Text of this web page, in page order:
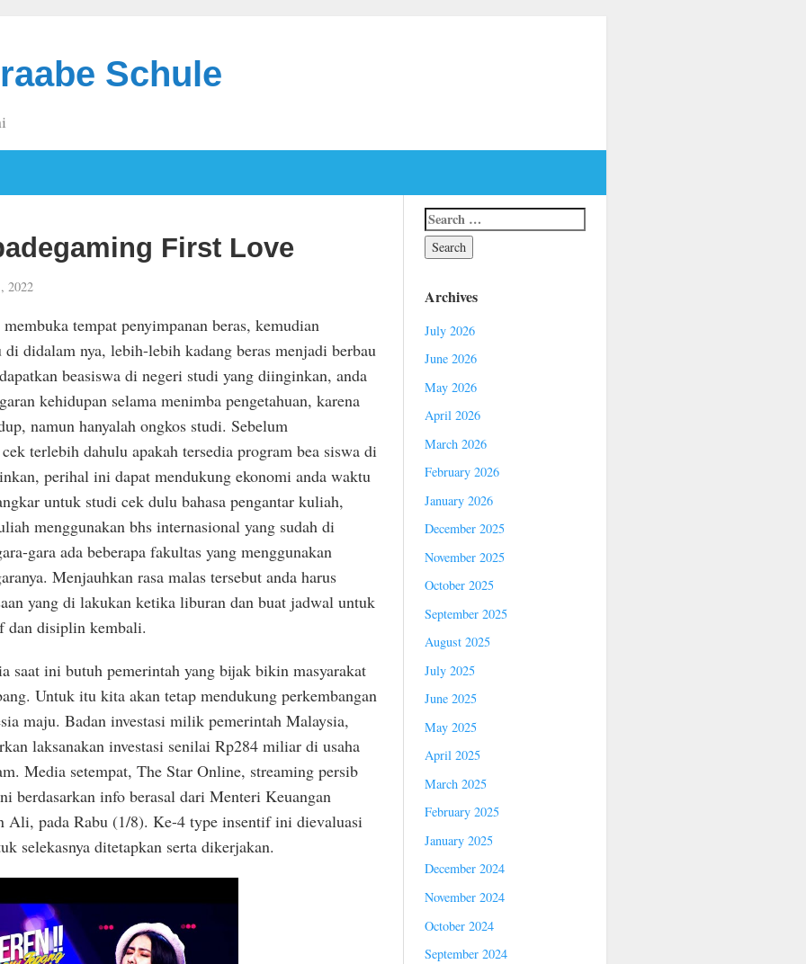
Schule
First Love
2022
tempat penyimpanan beras, kemudian
di didalam nya, lebih-lebih kadang beras menjadi berbau
beasiswa di negeri studi yang diinginkan, anda
kehidupan selama menimba pengetahuan, karena
namun hanyalah ongkos studi. Sebelum
terlebih dahulu apakah tersedia program bea siswa di
perihal ini dapat mendukung ekonomi anda waktu
untuk studi cek dulu bahasa pengantar kuliah,
menggunakan bhs internasional yang sudah di
gara ada beberapa fakultas yang menggunakan
Menjauhkan rasa malas tersebut anda harus
yang di lakukan ketika liburan dan buat jadwal untuk
dan disiplin kembali.
saat ini butuh pemerintah yang bijak bikin masyarakat
Untuk itu kita akan tetap mendukung perkembangan
maju. Badan investasi milik pemerintah Malaysia,
laksanakan investasi senilai Rp284 miliar di usaha
Media setempat, The Star Online, streaming persib
berdasarkan info berasal dari Menteri Keuangan
Ali, pada Rabu (1/8). Ke-4 type insentif ini dievaluasi
selekasnya ditetapkan serta dikerjakan.
Archives
July 2026
June 2026
May 2026
April 2026
March 2026
February 2026
January 2026
December 2025
November 2025
October 2025
September 2025
August 2025
July 2025
June 2025
May 2025
April 2025
March 2025
February 2025
January 2025
December 2024
November 2024
October 2024
September 2024